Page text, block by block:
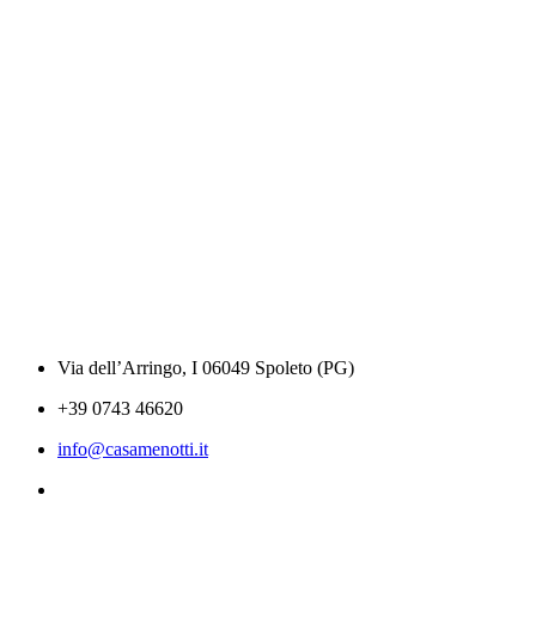
Via dell’Arringo, I 06049 Spoleto (PG)
+39 0743 46620
info@casamenotti.it